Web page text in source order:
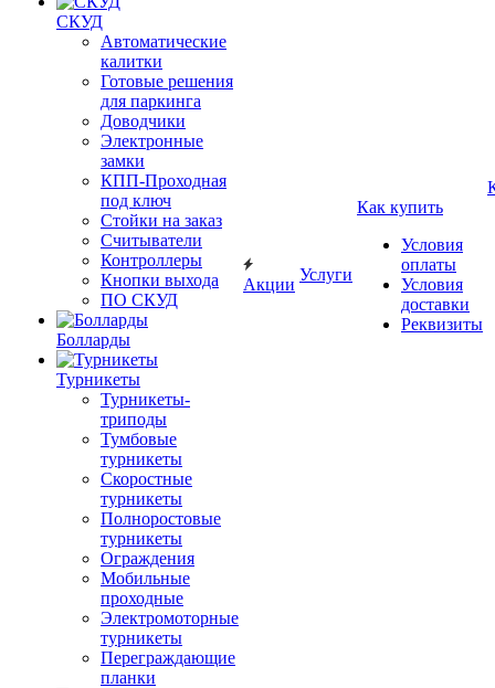
СКУД
Автоматические
калитки
Готовые решения
для паркинга
Доводчики
Электронные
замки
КПП-Проходная
под ключ
Стойки на заказ
Считыватели
Контроллеры
Кнопки выхода
ПО СКУД
Болларды
Турникеты
Турникеты-
триподы
Тумбовые
турникеты
Скоростные
турникеты
Полноростовые
турникеты
Ограждения
Мобильные
проходные
Электромоторные
турникеты
Переграждающие
планки
Акции
Услуги
Как купить
Условия
оплаты
Условия
доставки
Реквизиты